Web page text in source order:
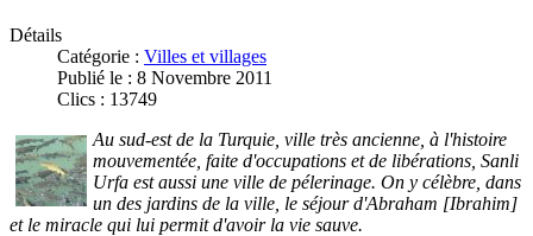
Détails
Catégorie : Villes et villages
Publié le : 8 Novembre 2011
Clics : 13749
Au sud-est de la Turquie, ville très ancienne, à l'histoire
mouvementée, faite d'occupations et de libérations, Sanli
Urfa est aussi une ville de pélerinage. On y célèbre, dans
un des jardins de la ville, le séjour d'Abraham [Ibrahim]
et le miracle qui lui permit d'avoir la vie sauve.